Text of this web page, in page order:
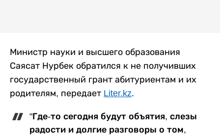
Министр науки и высшего образования
Саясат Нурбек обратился к не получивших
государственный грант абитуриентам и их
родителям, передает Liter.kz.
"Где-то сегодня будут объятия, слезы
радости и долгие разговоры о том,